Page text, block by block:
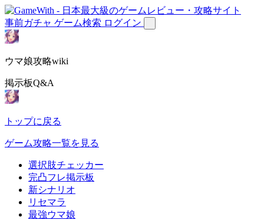
事前ガチャ ゲーム検索 ログイン
ウマ娘攻略wiki
掲示板Q&A
トップに戻る
ゲーム攻略一覧を見る
選択肢チェッカー
完凸フレ掲示板
新シナリオ
リセマラ
最強ウマ娘